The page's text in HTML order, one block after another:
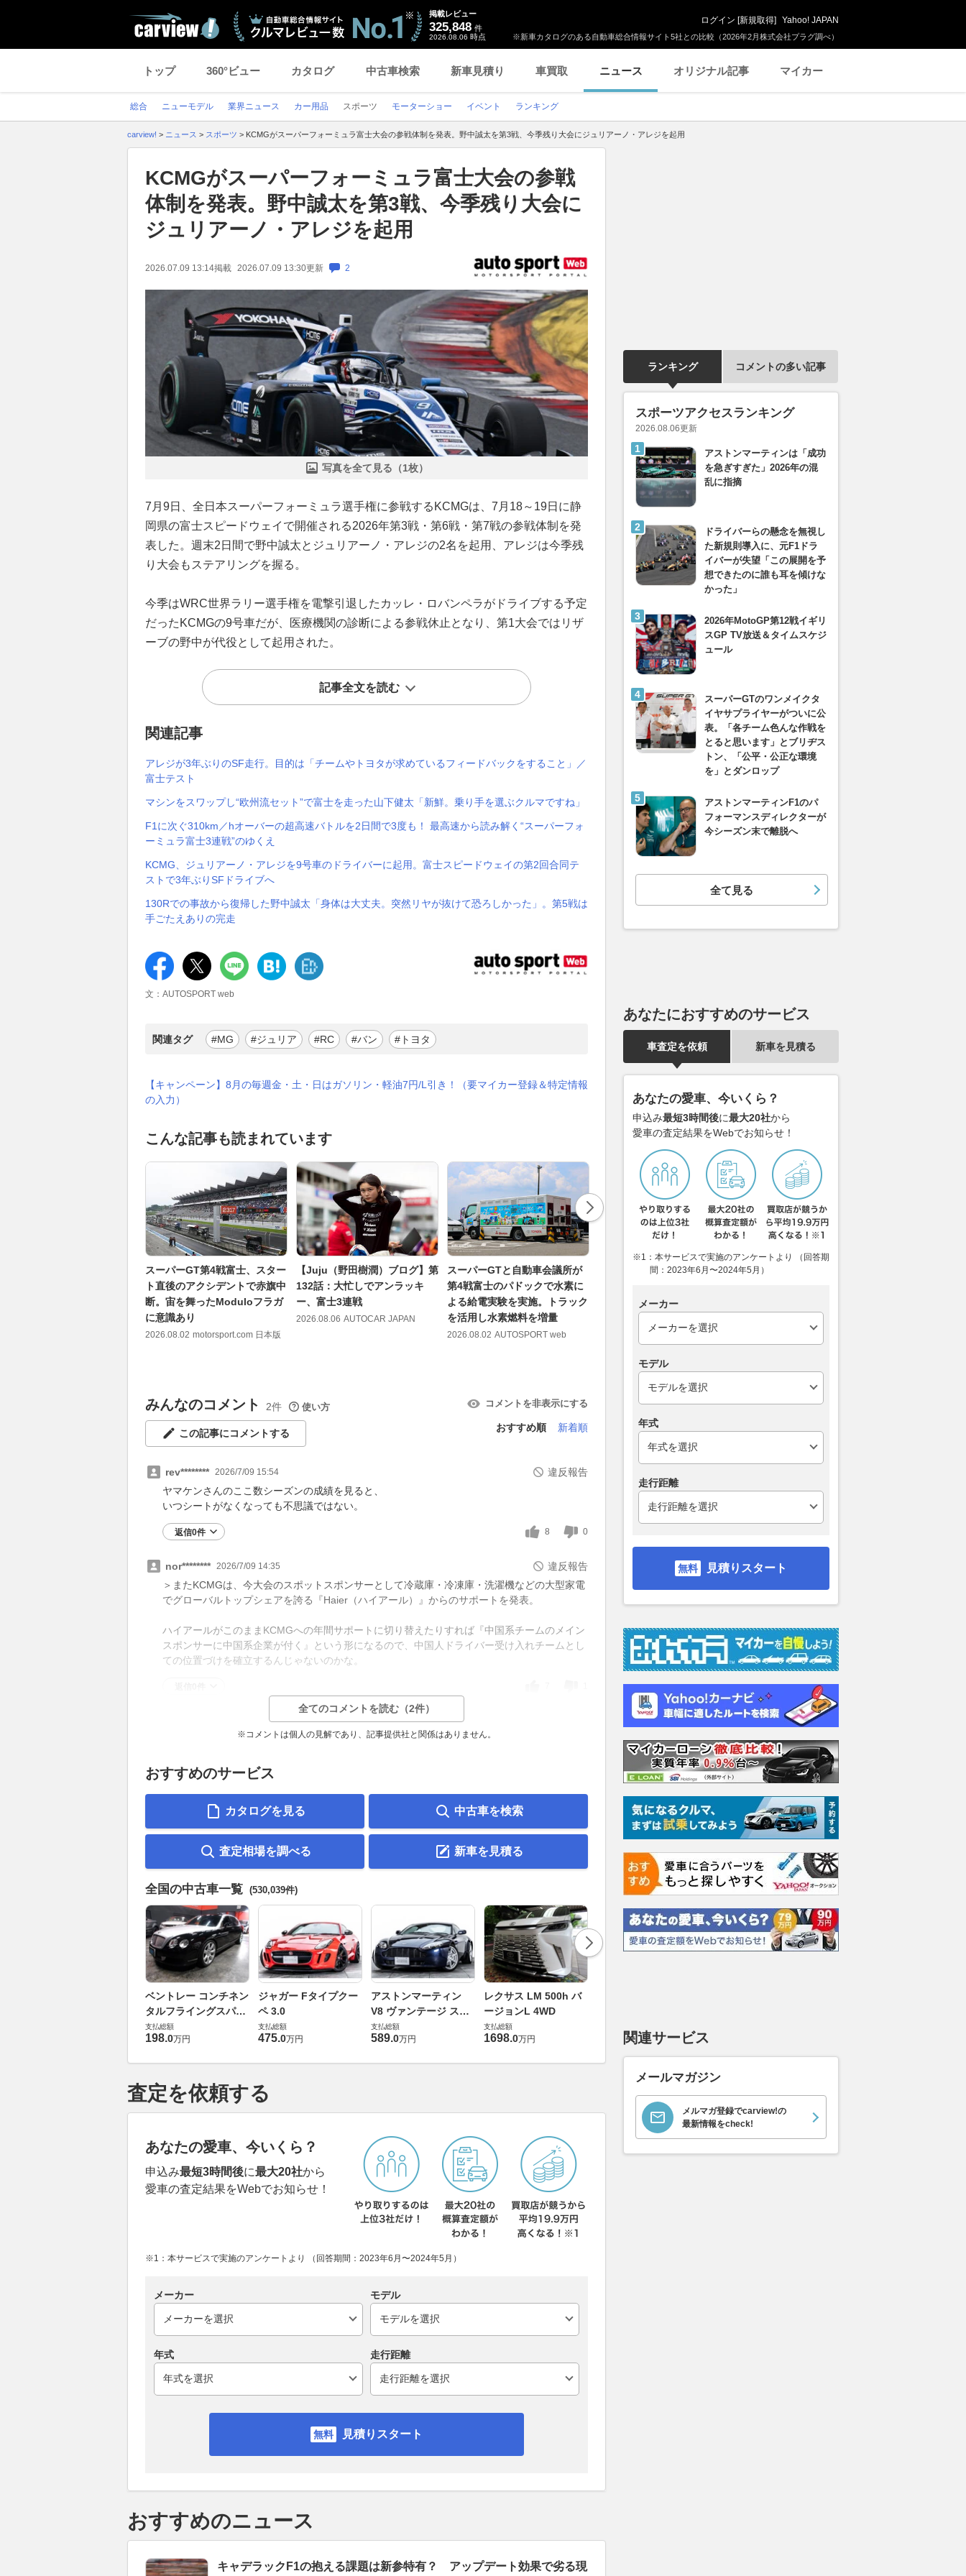
※新車カタログのある自動車総合情報サイト5社との比較（2026年2月株式会社プラグ調べ）
掲載レビュー
325,848 件
2026.08.06 時点
ログイン [新規取得] Yahoo! JAPAN
トップ 360°ビュー カタログ 中古車検索 新車見積り 車買取 ニュース オリジナル記事 マイカー
総合 ニューモデル 業界ニュース カー用品 スポーツ モーターショー イベント ランキング
carview! > ニュース > スポーツ > KCMGがスーパーフォーミュラ富士大会の参戦体制を発表。野中誠太を第3戦、今季残り大会にジュリアーノ・アレジを起用
KCMGがスーパーフォーミュラ富士大会の参戦
体制を発表。野中誠太を第3戦、今季残り大会に
ジュリアーノ・アレジを起用
2026.07.09 13:14掲載 2026.07.09 13:30更新 2
写真を全て見る（1枚）
7月9日、全日本スーパーフォーミュラ選手権に参戦するKCMGは、7月18～19日に静
岡県の富士スピードウェイで開催される2026年第3戦・第6戦・第7戦の参戦体制を発
表した。週末2日間で野中誠太とジュリアーノ・アレジの2名を起用、アレジは今季残
り大会もステアリングを握る。
今季はWRC世界ラリー選手権を電撃引退したカッレ・ロバンペラがドライブする予定
だったKCMGの9号車だが、医療機関の診断による参戦休止となり、第1大会ではリザ
ーブの野中が代役として起用された。
記事全文を読む
関連記事
アレジが3年ぶりのSF走行。目的は「チームやトヨタが求めているフィードバックをすること」／
富士テスト
マシンをスワップし“欧州流セット”で富士を走った山下健太「新鮮。乗り手を選ぶクルマですね」
F1に次ぐ310km／hオーバーの超高速バトルを2日間で3度も！ 最高速から読み解く“スーパーフォ
ーミュラ富士3連戦”のゆくえ
KCMG、ジュリアーノ・アレジを9号車のドライバーに起用。富士スピードウェイの第2回合同テ
ストで3年ぶりSFドライブへ
130Rでの事故から復帰した野中誠太「身体は大丈夫。突然リヤが抜けて恐ろしかった」。第5戦は
手ごたえありの完走
文：AUTOSPORT web
関連タグ #MG #ジュリア #RC #バン #トヨタ
【キャンペーン】8月の毎週金・土・日はガソリン・軽油7円/L引き！（要マイカー登録＆特定情報
の入力）
こんな記事も読まれています
スーパーGT第4戦富士、スター
ト直後のアクシデントで赤旗中
断。宙を舞ったModuloフラガ
に意識あり
2026.08.02 motorsport.com 日本版
【Juju（野田樹潤）ブログ】第
132話：大忙しでアンラッキ
ー、富士3連戦
2026.08.06 AUTOCAR JAPAN
スーパーGTと自動車会議所が
第4戦富士のパドックで水素に
よる給電実験を実施。トラック
を活用し水素燃料を増量
2026.08.02 AUTOSPORT web
2位表彰台も8号車ARTAに笑顔
み、太田は追い上げも「天は僕
たちに味方しなかった」
AUTOSPORT web
ニスモフェスティバル2026が
DNAをテーマにさまざまなコン
みんなのコメント 2件 使い方 コメントを非表示にする
この記事にコメントする
おすすめ順 新着順
rev******** 2026/7/09 15:54
違反報告
ヤマケンさんのここ数シーズンの成績を見ると、
いつシートがなくなっても不思議ではない。
返信0件 8 0
nor******** 2026/7/09 14:35
違反報告
＞またKCMGは、今大会のスポットスポンサーとして冷蔵庫・冷凍庫・洗濯機などの大型家電
でグローバルトップシェアを誇る『Haier（ハイアール）』からのサポートを発表。
ハイアールがこのままKCMGへの年間サポートに切り替えたりすれば『中国系チームのメイン
スポンサーに中国系企業が付く』という形になるので、中国人ドライバー受け入れチームとし
ての位置づけを確立するんじゃないのかな。
全てのコメントを読む（2件）
※コメントは個人の見解であり、記事提供社と関係はありません。
おすすめのサービス
カタログを見る 中古車を検索
査定相場を調べる 新車を見積る
全国の中古車一覧 (530,039件)
ベントレー コンチネン
タルフライングスパー
6.0 4WD
支払総額
198.0万円
ジャガー Fタイプクー
ペ 3.0
支払総額
475.0万円
アストンマーティン
V8 ヴァンテージ スポ
ーツシフト
支払総額
589.0万円
レクサス LM 500h バ
ージョンL 4WD
支払総額
1698.0万円
1万円
査定を依頼する
あなたの愛車、今いくら？
申込み最短3時間後に最大20社から
愛車の査定結果をWebでお知らせ！
※1：本サービスで実施のアンケートより （回答期間：2023年6月〜2024年5月）
メーカー モデル
年式 走行距離
見積りスタート
おすすめのニュース
キャデラックF1の抱える課題は新参特有？ アップデート効果で劣る現
ランキング コメントの多い記事
スポーツアクセスランキング
2026.08.06更新
アストンマーティンは「成功
を急ぎすぎた」2026年の混
乱に指摘
ドライバーらの懸念を無視し
た新規則導入に、元F1ドラ
イバーが失望「この展開を予
想できたのに誰も耳を傾けな
かった」
2026年MotoGP第12戦イギリ
スGP TV放送＆タイムスケジ
ュール
スーパーGTのワンメイクタ
イヤサプライヤーがついに公
表。「各チーム色んな作戦を
とると思います」とブリヂス
トン、「公平・公正な環境
を」とダンロップ
アストンマーティンF1のパ
フォーマンスディレクターが
今シーズン末で離脱へ
全て見る
あなたにおすすめのサービス
車査定を依頼 新車を見積る
あなたの愛車、今いくら？
申込み最短3時間後に最大20社から
愛車の査定結果をWebでお知らせ！
※1：本サービスで実施のアンケートより （回答期
間：2023年6月〜2024年5月）
メーカー
モデル
年式
走行距離
見積りスタート
関連サービス
メールマガジン
メルマガ登録でcarview!の
最新情報をcheck!